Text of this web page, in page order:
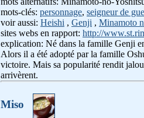
mots-clés: personnage, seigneur de
voir aussi: Heishi , Genji , Minamoto
sites webs en rapport: http://
explication: Né dans la famille Genji
Alors il a été adopté par la famille
victoire. Mais sa popularité rendit
arrivèrent.
Miso